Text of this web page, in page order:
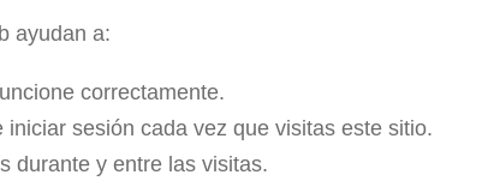
ayudan a:
correctamente.
iniciar sesión cada vez que visitas este sitio.
durante y entre las visitas.